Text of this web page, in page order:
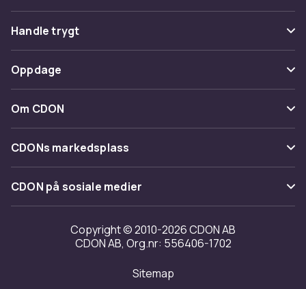
Vanlige spørsmål
Spor pakke
Angre & returner her
Kontakt oss
Handle trygt
Betaling
Levering
Tilbakekallinger
Oppdage
Kategorier
Varemerker
Om CDON
Om oss
Kundeanmeldelser
Jobbe på CDON
Investor relations
Tilgjengelighet
CDONs markedsplass
Merchant Help Center
CDON på sosiale medier
Copyright © 2010-2026 CDON AB
CDON AB, Org.nr: 556406-1702
Sitemap